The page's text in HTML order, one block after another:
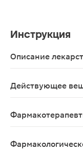
Инструкция
Описание
Действующее